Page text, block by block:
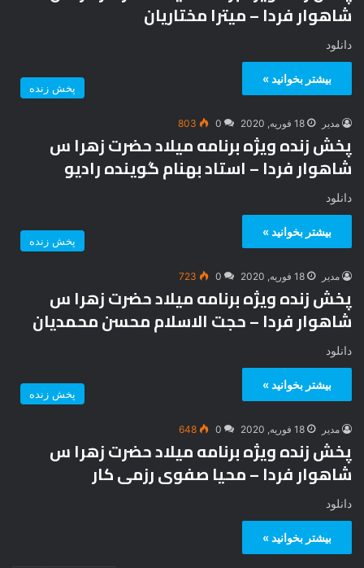
شاهوار فردا – میترا مختاریان
دانلود
بیشتر بخوانید »
پخش زنده
مدیر 18 فوریه, 2020 0
803
پخش زنده ویژه برنامه میلاد حضرت زهرا س
شاهوار فردا – استاد بهنام گوینده رادیو
دانلود
بیشتر بخوانید »
پخش زنده
مدیر 18 فوریه, 2020 0
723
پخش زنده ویژه برنامه میلاد حضرت زهرا س
شاهوار فردا – حجت الاسلام محسن محمدیان
دانلود
بیشتر بخوانید »
پخش زنده
مدیر 18 فوریه, 2020 0
648
پخش زنده ویژه برنامه میلاد حضرت زهرا س
شاهوار فردا – محیا صفوی رزمی کار
دانلود
بیشتر بخوانید »